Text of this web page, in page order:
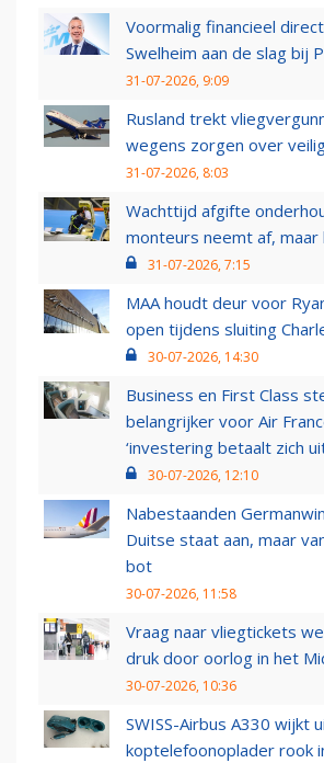
Voormalig financieel
Swelheim aan de slag bij
31-07-2026, 9:09
Rusland trekt
wegens zorgen over
31-07-2026, 8:03
Wachttijd afgifte
monteurs neemt af,
31-07-2026, 7:15
MAA houdt deur voor
open tijdens sluiting
30-07-2026, 14:30
Business en First Class
belangrijker voor Air
‘investering betaalt zich
30-07-2026, 12:10
Nabestaanden
Duitse staat aan, maar
bot
30-07-2026, 11:58
Vraag naar vliegtickets
druk door oorlog in het
30-07-2026, 10:36
SWISS-Airbus A330 wijkt
koptelefoonoplader rook